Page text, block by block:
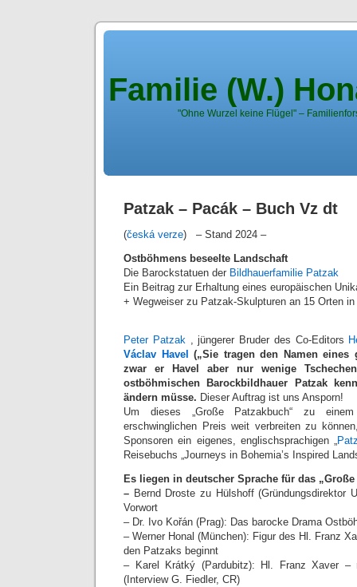
Familie (W.)
"Ohne Wurzel keine Flügel" –
Patzak – Pacák – Buch Vz dt
(česká verze) – Stand 2024 –
Ostböhmens beseelte Landschaft
Die Barockstatuen der Bildhauerfamilie Patzak
Ein Beitrag zur Erhaltung eines europäischen
+ Wegweiser zu Patzak-Skulpturen an 15 Orten
Peter Patzak, jüngerer Bruder des Co-Editors
Václav Havel
(„Sie tragen den Namen eines
zwar er Havel aber nur wenige
ostböhmischen Barockbildhauer Patzak
ändern müsse. Dieser Auftrag ist uns Ansporn!
Um dieses „Große Patzakbuch“ zu
erschwinglichen Preis weit verbreiten zu
Sponsoren ein eigenes, englischsprachigen „
Reisebuchs „Journeys in Bohemia’s Inspired
Es liegen in deutscher Sprache für das
– Bernd Droste zu Hülshoff (Gründungsdirektor
Vorwort
– Dr. Ivo Kořán (Prag): Das barocke Drama
– Werner Honal (München): Figur des Hl. Franz
den Patzaks beginnt
– Karel Krátký (Pardubitz): Hl. Franz Xaver –
(Interview G. Fiedler, CR)